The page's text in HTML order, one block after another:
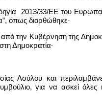
2013/33/ΕΕ του
όπως διορθώθηκε·
από την Κυβέρνηση της
Δημοκρατία∙
Ασύλου και
για να ασκεί όλες